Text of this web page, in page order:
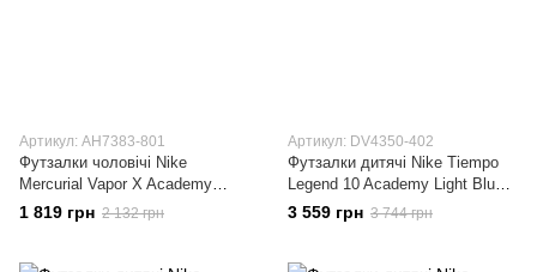
Артикул: AH7383-801
Футзалки чоловічі Nike
Mercurial Vapor X Academy
(AH7383-801)
1 819 грн 2 132 грн
Артикул: DV4350-402
Футзалки дитячі Nike Tiempo
Legend 10 Academy Light Blue
(DV4350-402)
3 559 грн 3 744 грн